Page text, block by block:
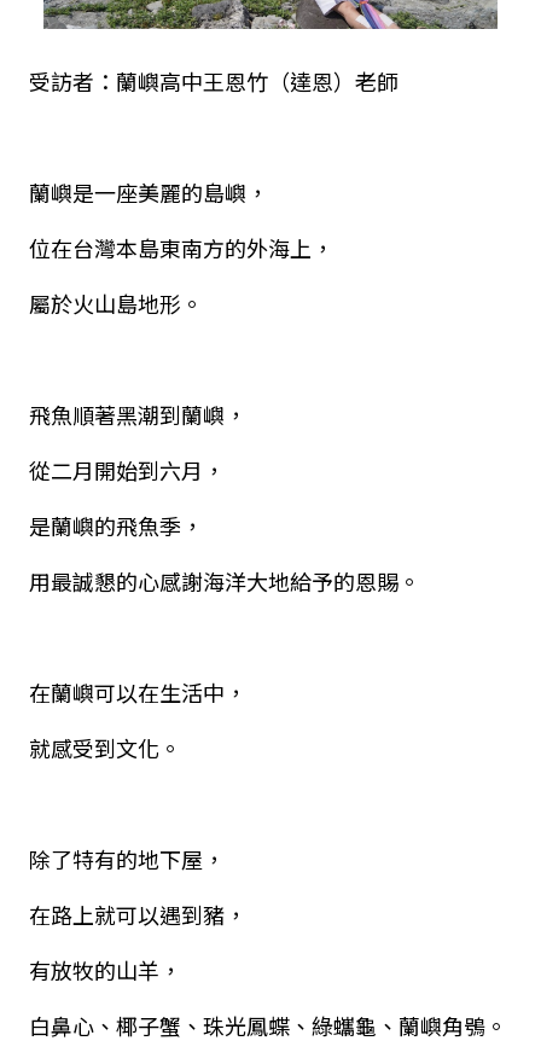
受訪者：蘭嶼高中王恩竹（達恩）老師
蘭嶼是一座美麗的島嶼，
位在台灣本島東南方的外海上，
屬於火山島地形。
飛魚順著黑潮到蘭嶼，
從二月開始到六月，
是蘭嶼的飛魚季，
用最誠懇的心感謝海洋大地給予的恩賜。
在蘭嶼可以在生活中，
就感受到文化。
除了特有的地下屋，
在路上就可以遇到豬，
有放牧的山羊，
白鼻心、椰子蟹、珠光鳳蝶、綠蠵龜、蘭嶼角鴞。